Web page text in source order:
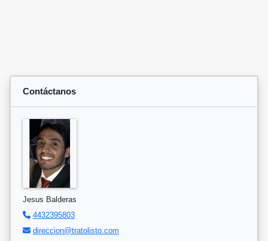
Contáctanos
Jesus Balderas
4432395803
direccion@tratolisto.com